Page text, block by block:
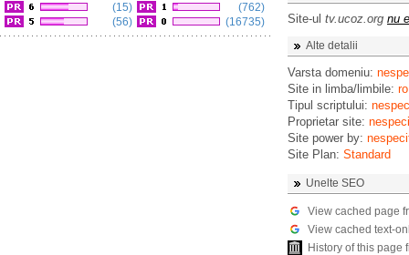
(15)
(56)
(762)
(16735)
Site-ul tv.ucoz.org nu
Alte detalii
Varsta domeniu:
Site in limba/limbile: ro
Tipul scriptului:
Proprietar site:
Site power by:
Site Plan: Standard
Unelte SEO
View cached page
View cached text-
History of this page